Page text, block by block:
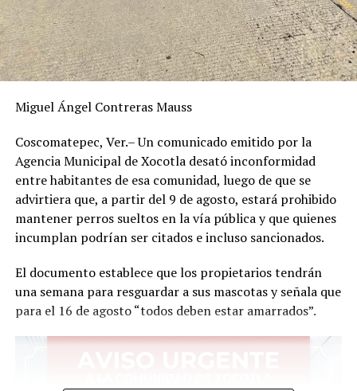
El Gobierno Municipal de Yanga 2026–2029 reiteró su
compromiso de gestionar y acercar programas que
brinden soluciones reales a la población, bajo el lema
“Gobierno que resuelve”.
RELATED TOPICS:
DESPUÉS
Ingenios destacan en molienda pese a afectaciones por
lluvias
ANTES
Toman primaria por falta de director y maestro
Miguel Ángel Contreras Mauss
Coscomatepec, Ver.– Un comunicado emitido por la
Agencia Municipal de Xocotla desató inconformidad
entre habitantes de esa comunidad, luego de que se
advirtiera que, a partir del 9 de agosto, estará prohibido
mantener perros sueltos en la vía pública y que quienes
incumplan podrían ser citados e incluso sancionados.
El documento establece que los propietarios tendrán
una semana para resguardar a sus mascotas y señala que
para el 16 de agosto “todos deben estar amarrados”.